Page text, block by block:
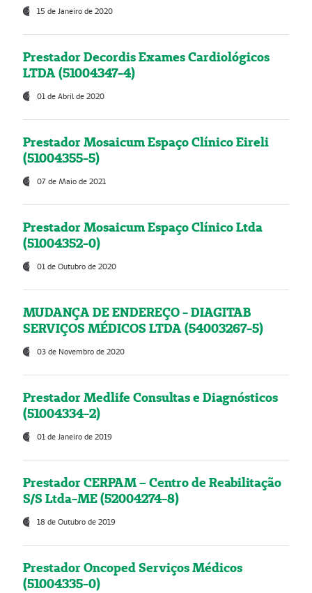
15 de Janeiro de 2020
Prestador Decordis Exames Cardiológicos
LTDA (51004347-4)
01 de Abril de 2020
Prestador Mosaicum Espaço Clínico Eireli
(51004355-5)
07 de Maio de 2021
Prestador Mosaicum Espaço Clínico Ltda
(51004352-0)
01 de Outubro de 2020
MUDANÇA DE ENDEREÇO - DIAGITAB
SERVIÇOS MÉDICOS LTDA (54003267-5)
03 de Novembro de 2020
Prestador Medlife Consultas e Diagnósticos
(51004334-2)
01 de Janeiro de 2019
Prestador CERPAM – Centro de Reabilitação
S/S Ltda-ME (52004274-8)
18 de Outubro de 2019
Prestador Oncoped Serviços Médicos
(51004335-0)